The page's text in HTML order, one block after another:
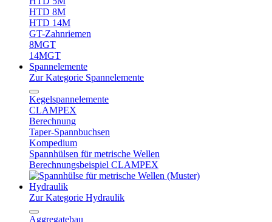
HTD 8M
HTD 14M
GT-Zahnriemen
8MGT
14MGT
Spannelemente
Zur Kategorie Spannelemente
Kegelspannelemente
CLAMPEX
Berechnung
Taper-Spannbuchsen
Kompedium
Spannhülsen für metrische Wellen
Berechnungsbeispiel CLAMPEX
Hydraulik
Zur Kategorie Hydraulik
Aggregatebau